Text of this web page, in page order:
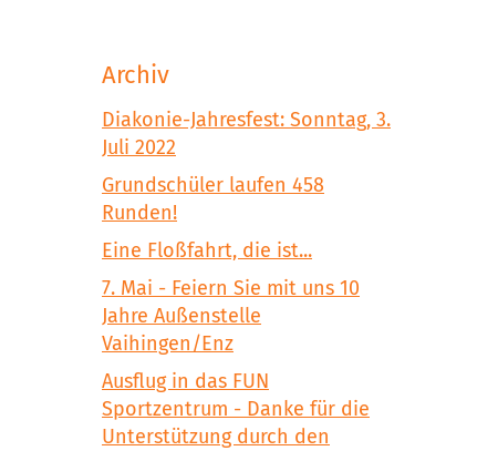
Archiv
Diakonie-Jahresfest: Sonntag, 3.
Juli 2022
Grundschüler laufen 458
Runden!
Eine Floßfahrt, die ist...
7. Mai - Feiern Sie mit uns 10
Jahre Außenstelle
Vaihingen/Enz
Ausflug in das FUN
Sportzentrum - Danke für die
Unterstützung durch den